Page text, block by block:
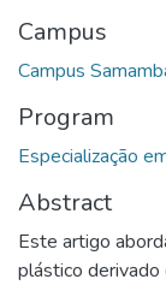
Campus
Campus
Program
Especialização
Abstract
Este artigo
plástico